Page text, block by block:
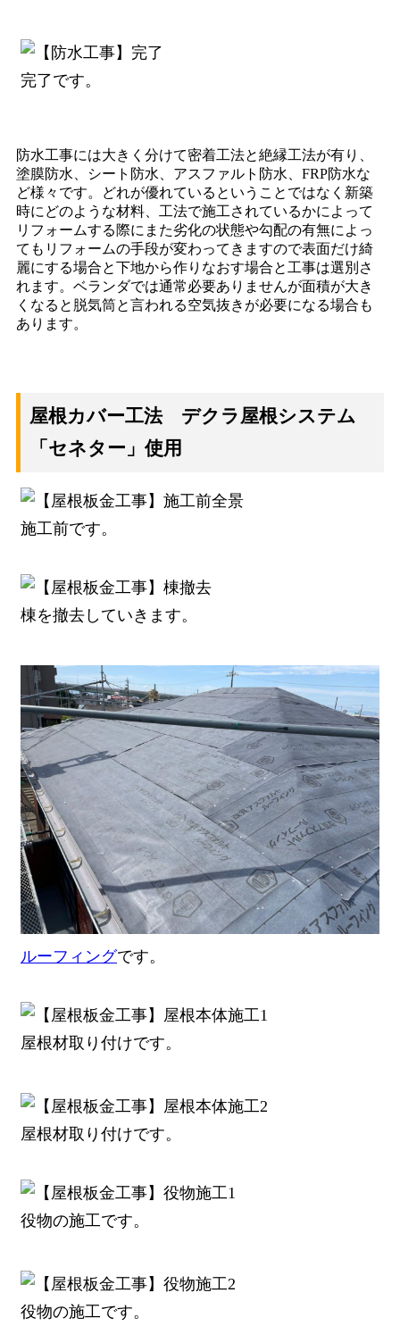
完了です。
防水工事には大きく分けて密着工法と絶縁工法が有り、
塗膜防水、シート防水、アスファルト防水、FRP防水な
ど様々です。どれが優れているということではなく新築
時にどのような材料、工法で施工されているかによって
リフォームする際にまた劣化の状態や勾配の有無によっ
てもリフォームの手段が変わってきますので表面だけ綺
麗にする場合と下地から作りなおす場合と工事は選別さ
れます。ベランダでは通常必要ありませんが面積が大き
くなると脱気筒と言われる空気抜きが必要になる場合も
あります。
屋根カバー工法 デクラ屋根システム
「セネター」使用
施工前です。
棟を撤去していきます。
ルーフィングです。
屋根材取り付けです。
屋根材取り付けです。
役物の施工です。
役物の施工です。